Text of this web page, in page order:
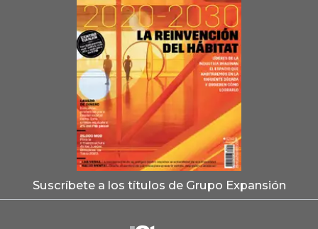
Suscríbete a los títulos de Grupo Expansión